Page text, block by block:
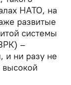
НАТО, на
развитые
системы
–
и ни разу не
высокой